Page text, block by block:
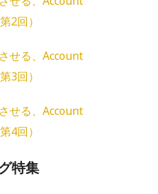
2回）
せる、Account
3回）
せる、Account
4回）
特集